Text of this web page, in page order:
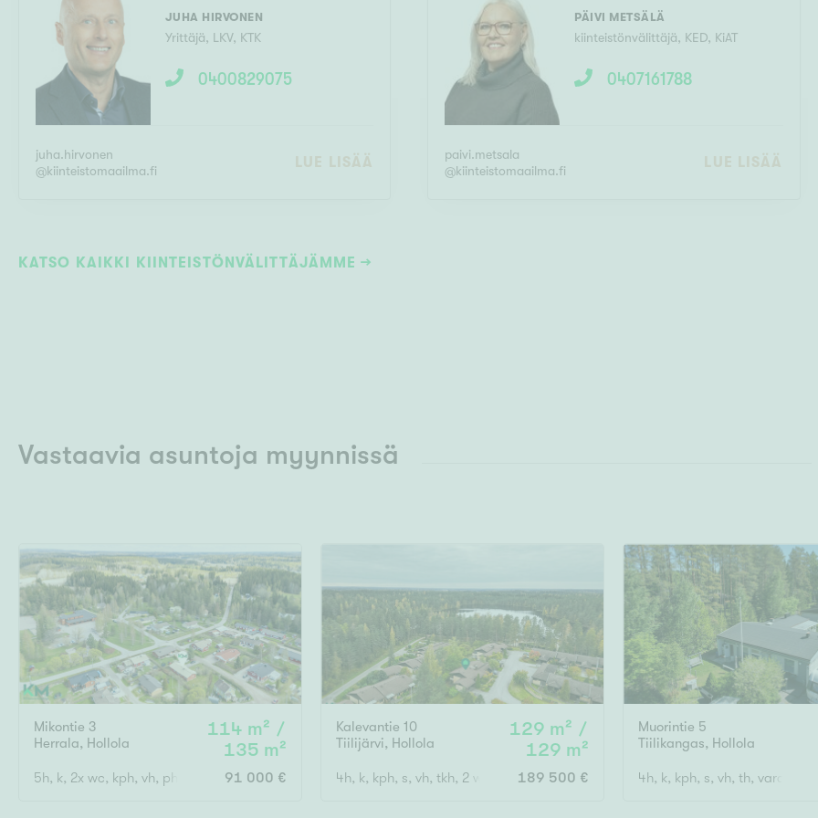
JUHA HIRVONEN
Yrittäjä, LKV, KTK
0400829075
juha.hirvonen
@kiinteistomaailma.fi LUE LISÄÄ
PÄIVI METSÄLÄ
kiinteistönvälittäjä, KED, KiAT
0407161788
paivi.metsala
@kiinteistomaailma.fi LUE LISÄÄ
KATSO KAIKKI KIINTEISTÖNVÄLITTÄJÄMME
Vastaavia asuntoja myynnissä
Mikontie 3
Herrala, Hollola
114 m² /
135 m²
5h, k, 2x wc, kph, vh, ph, s, ak, var91 000 €
Kalevantie 10
Tiilijärvi, Hollola
129 m² /
129 m²
4h, k, kph, s, vh, tkh, 2 wc, parveke ja autokatos
189 500 €
Muorintie 5
Tiilikangas, Hollola
4h, k, kph, s, vh, th, varasto